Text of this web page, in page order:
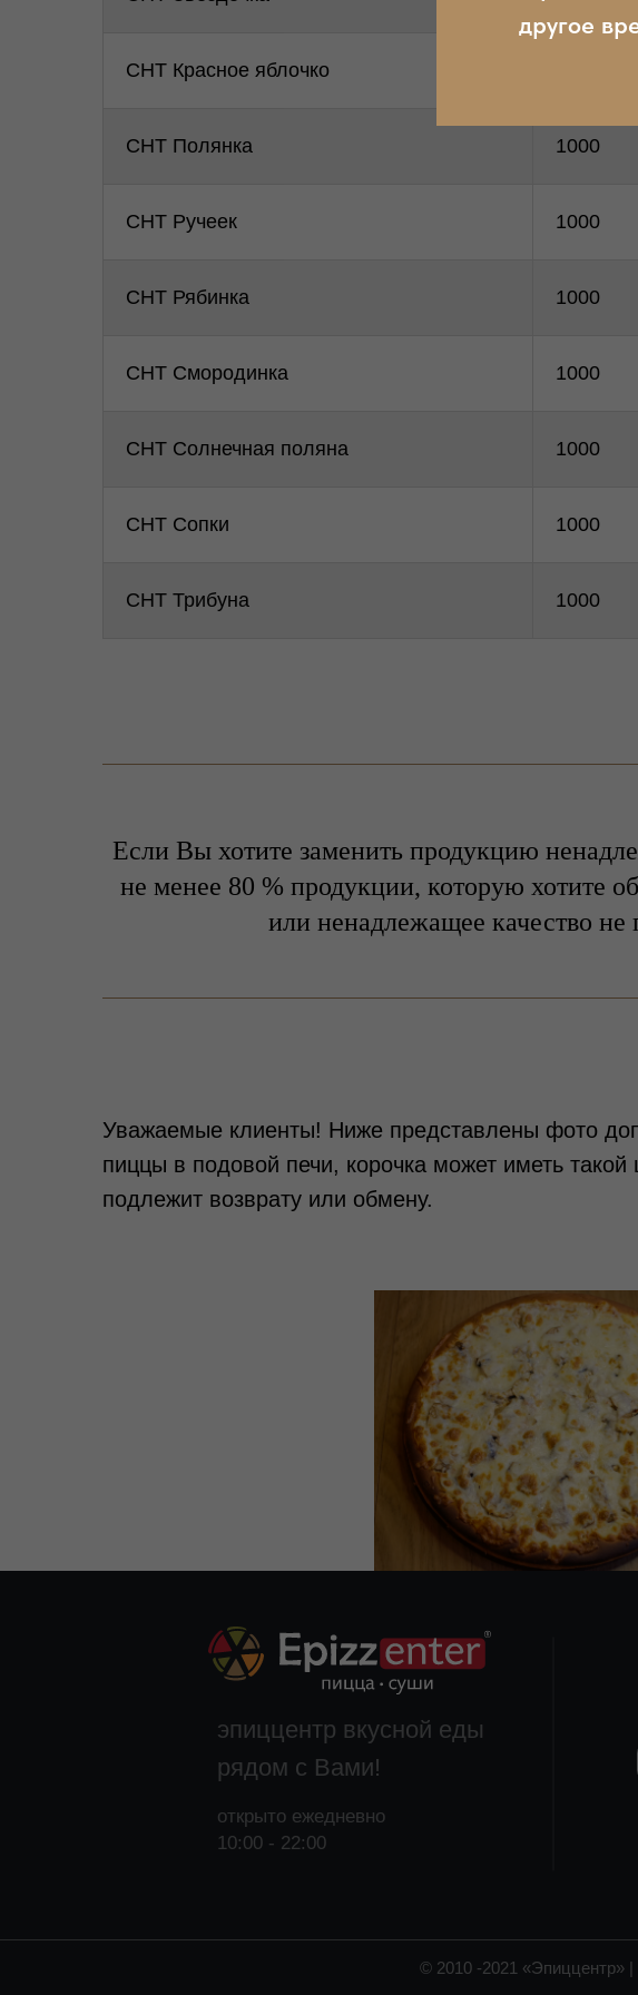
СНТ Красное яблочко
СНТ Полянка 1000
СНТ Ручеек 1000
СНТ Рябинка 1000
СНТ Смородинка 1000
СНТ Солнечная поляна 1000
СНТ Сопки 1000
СНТ Трибуна 1000
Если Вы хотите заменить продукцию
не менее 80 % продукции, которую хотите
или ненадлежащее качество не
Уважаемые клиенты! Ниже представлены фото
пиццы в подовой печи, корочка может иметь
подлежит возврату или обмену.
эпиццентр вкусной еды
рядом с Вами!
открыто ежедневно
10:00 - 22:00
© 2010 -2021 «Эпиццентр»
другое